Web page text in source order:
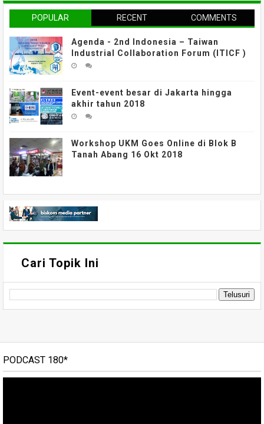
POPULAR RECENT COMMENTS
Agenda - 2nd Indonesia – Taiwan
Industrial Collaboration Forum (ITICF )
Event-event besar di Jakarta hingga
akhir tahun 2018
Workshop UKM Goes Online di Blok B
Tanah Abang 16 Okt 2018
Cari Topik Ini
PODCAST 180*